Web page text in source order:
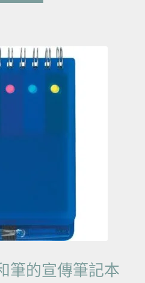
筆的宣傳筆記本